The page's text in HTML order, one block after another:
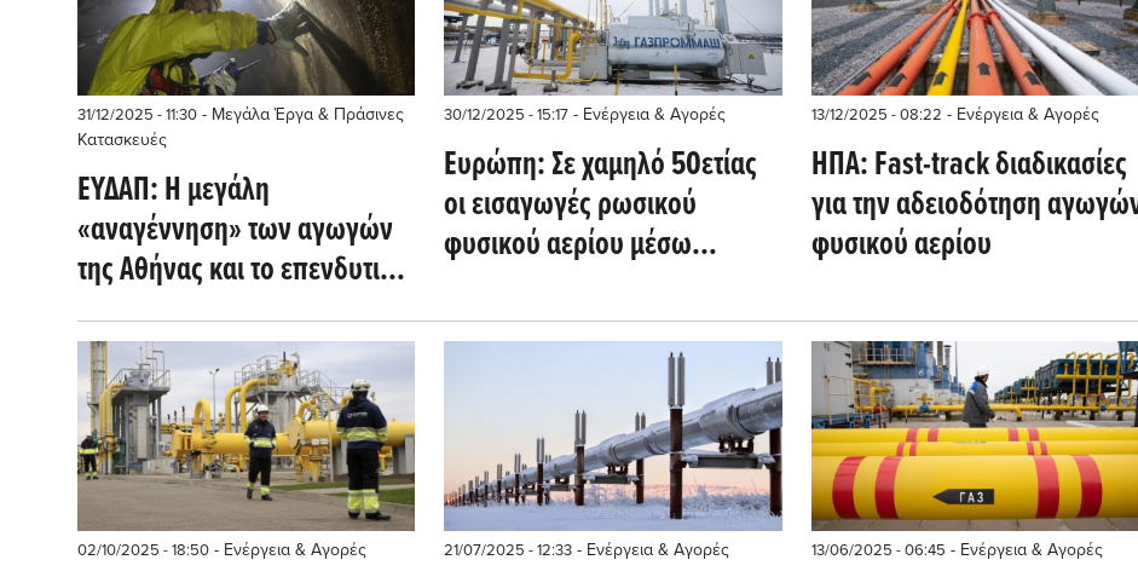
31/12/2025 - 11:30 - Μεγάλα Έργα & Πράσινες
Κατασκευές
ΕΥΔΑΠ: Η μεγάλη
«αναγέννηση» των αγωγών
της Αθήνας και το επενδυτικό
άλμα των 2,5 δισ. ευρώ
30/12/2025 - 15:17 - Ενέργεια & Αγορές
Ευρώπη: Σε χαμηλό 50ετίας
οι εισαγωγές ρωσικού
φυσικού αερίου μέσω
13/12/2025 - 08:22 - Ενέργεια & Αγορές
ΗΠΑ: Fast-track διαδικασίες
για την αδειοδότηση
φυσικού αερίου
02/10/2025 - 18:50 - Ενέργεια & Αγορές 21/07/2025 - 12:33 - Ενέργεια & Αγορές 13/06/2025 - 06:45 - Ενέργεια & Αγορές